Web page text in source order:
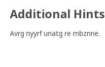
Additional Hints
Avrg nyyrf unatg re mbznne.